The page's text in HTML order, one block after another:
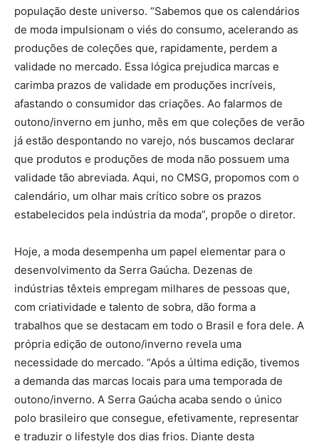
população deste universo. “Sabemos que os calendários
de moda impulsionam o viés do consumo, acelerando as
produções de coleções que, rapidamente, perdem a
validade no mercado. Essa lógica prejudica marcas e
carimba prazos de validade em produções incríveis,
afastando o consumidor das criações. Ao falarmos de
outono/inverno em junho, mês em que coleções de verão
já estão despontando no varejo, nós buscamos declarar
que produtos e produções de moda não possuem uma
validade tão abreviada. Aqui, no CMSG, propomos com o
calendário, um olhar mais crítico sobre os prazos
estabelecidos pela indústria da moda”, propõe o diretor.
Hoje, a moda desempenha um papel elementar para o
desenvolvimento da Serra Gaúcha. Dezenas de
indústrias têxteis empregam milhares de pessoas que,
com criatividade e talento de sobra, dão forma a
trabalhos que se destacam em todo o Brasil e fora dele. A
própria edição de outono/inverno revela uma
necessidade do mercado. “Após a última edição, tivemos
a demanda das marcas locais para uma temporada de
outono/inverno. A Serra Gaúcha acaba sendo o único
polo brasileiro que consegue, efetivamente, representar
e traduzir o lifestyle dos dias frios. Diante desta